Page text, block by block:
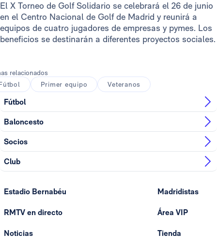
El X Torneo de Golf Solidario se celebrará el 26 de junio
en el Centro Nacional de Golf de Madrid y reunirá a
equipos de cuatro jugadores de empresas y pymes. Los
beneficios se destinarán a diferentes proyectos sociales.
relacionados
Primer equipo Veteranos
Fútbol
Baloncesto
Socios
Club
Estadio Bernabéu
RMTV en directo
Noticias
Madridistas
Área VIP
Tienda